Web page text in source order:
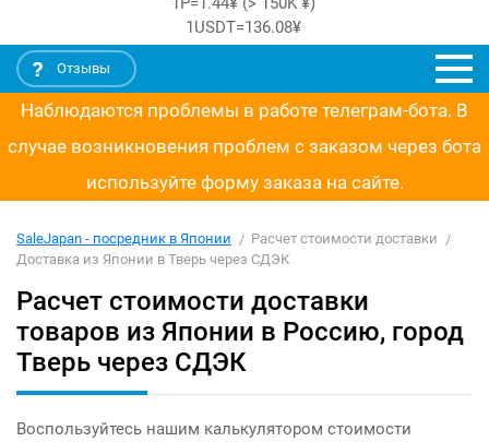
1USDT=136.08¥
Отзывы
Наблюдаются проблемы в работе телеграм-бота. В
случае возникновения проблем с заказом через бота
используйте форму заказа на сайте.
SaleJapan - посредник в Японии
Расчет стоимости доставки
Доставка из Японии в Тверь через СДЭК
Расчет стоимости доставки
товаров из Японии в Россию, город
Тверь через СДЭК
Воспользуйтесь нашим калькулятором стоимости